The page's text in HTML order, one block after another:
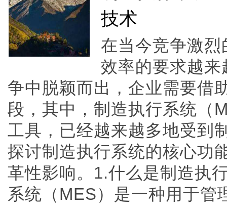
技术
在当今竞争激
效率的要求越
争中脱颖而出，企业需要借
段，其中，制造执行系统（
工具，已经越来越多地受到
探讨制造执行系统的核心功
革性影响。1.什么是制造执
系统（MES）是一种用于管